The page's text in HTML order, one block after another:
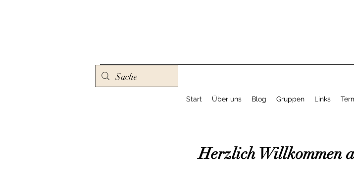
Start Über uns Blog Gruppen Links
Herzlich Willkommen